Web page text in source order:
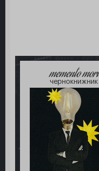
memento mori
чернокнижник